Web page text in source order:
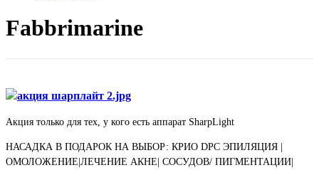
Fabbrimarine
Акция только для тех, у кого есть аппарат SharpLight
НАСАДКА В ПОДАРОК НА ВЫБОР: КРИО DPC ЭПИЛЯЦИЯ |
ОМОЛОЖЕНИЕ|ЛЕЧЕНИЕ АКНЕ| СОСУДОВ/ ПИГМЕНТАЦИИ|